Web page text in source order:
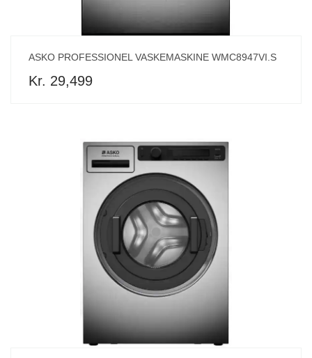
ASKO PROFESSIONEL VASKEMASKINE WMC8947VI.S
Kr. 29,499